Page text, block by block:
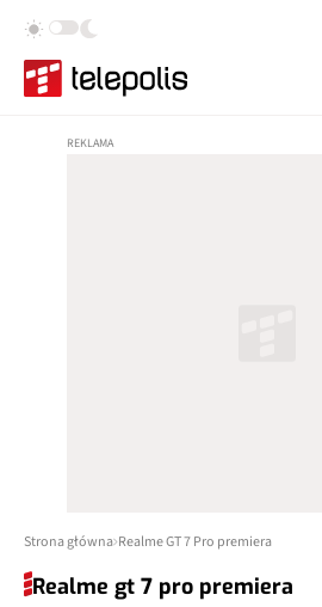
Strona główna Realme GT 7 Pro premiera
Realme gt 7 pro premiera